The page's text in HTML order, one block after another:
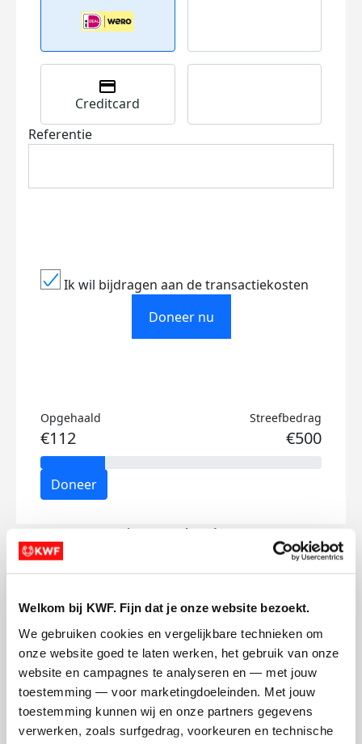
Welkom bij KWF. Fijn dat je onze website bezoekt.
We gebruiken cookies en vergelijkbare technieken om
onze website goed te laten werken, het gebruik van onze
website en campagnes te analyseren en — met jouw
toestemming — voor marketingdoeleinden. Met jouw
toestemming kunnen wij en onze partners gegevens
verwerken, zoals surfgedrag, voorkeuren en technische
Creditcard
Referentie
Ik wil bijdragen aan de transactiekosten
Doneer nu
Opgehaald
€112
Streefbedrag
€500
Doneer
Pieter's badges